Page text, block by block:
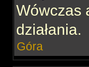
Wówczas
działania.
Góra